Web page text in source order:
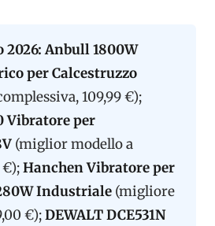
2026: Anbull 1800W
per Calcestruzzo
109,99 €);
Vibratore per
(miglior modello a
€);Hanchen Vibratore per
Industriale (migliore
€);DEWALT DCE531N